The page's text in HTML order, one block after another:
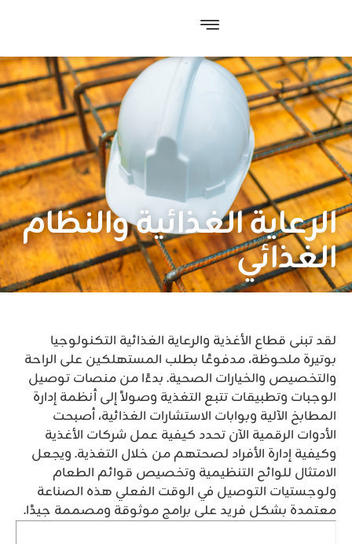
الرعاية الغذائية والنظام
الغذائي
لقد تبنى قطاع الأغذية والرعاية الغذائية التكنولوجيا
بوتيرة ملحوظة، مدفوعًا بطلب المستهلكين على الراحة
والتخصيص والخيارات الصحية. بدءًا من منصات توصيل
الوجبات وتطبيقات تتبع التغذية وصولاً إلى أنظمة إدارة
المطابخ الآلية وبوابات الاستشارات الغذائية، أصبحت
الأدوات الرقمية الآن تحدد كيفية عمل شركات الأغذية
وكيفية إدارة الأفراد لصحتهم من خلال التغذية. ويجعل
الامتثال للوائح التنظيمية وتخصيص قوائم الطعام
ولوجستيات التوصيل في الوقت الفعلي هذه الصناعة
معتمدة بشكل فريد على برامج موثوقة ومصممة جيدًا.